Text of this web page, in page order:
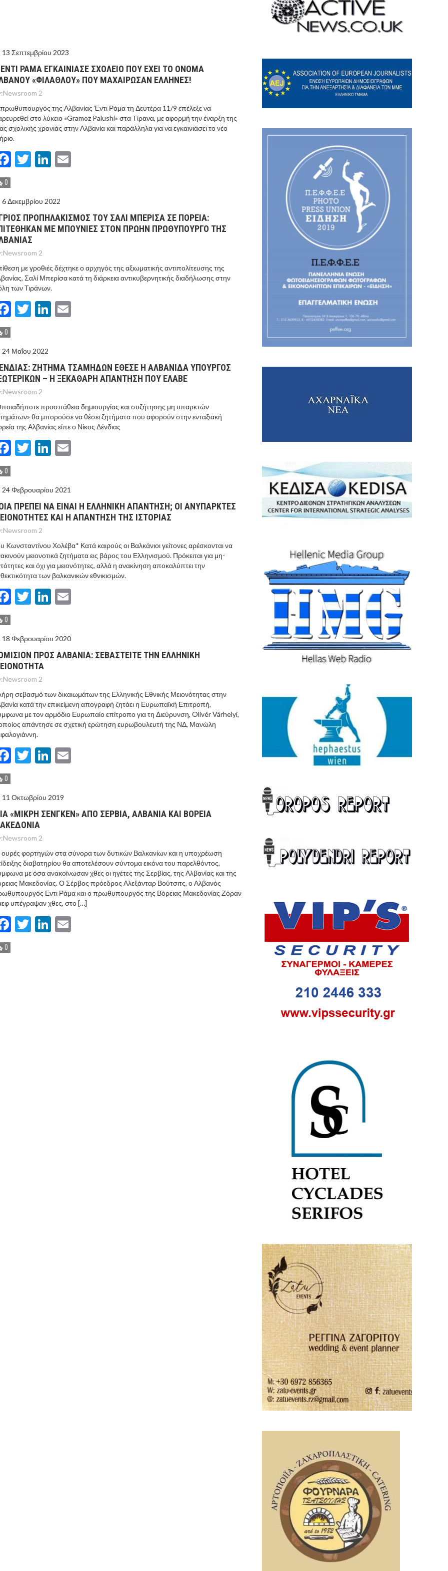
13 Σεπτεμβρίου 2023
ΡΑΜΑ ΕΓΚΑΙΝΙΑΣΕ ΣΧΟΛΕΙΟ ΠΟΥ ΕΧΕΙ ΤΟ ΟΝΟΜΑ
«ΦΙΛΑΘΛΟΥ» ΠΟΥ ΜΑΧΑΙΡΩΣΑΝ ΈΛΛΗΝΕΣ!
Newsroom 2
της Αλβανίας Έντι Ράμα τη Δευτέρα 11/9 επέλεξε να
στο λύκειο «Gramoz Palushi» στα Τίρανα, με αφορμή την έναρξη της
σχολικής χρονιάς στην Αλβανία και παράλληλα για να εγκαινιάσει το νέο
Facebook
TwitterLinkedIn
0
6 Δεκεμβρίου 2022
ΠΡΟΠΗΛΑΚΙΣΜΟΣ ΤΟΥ ΣΑΛΙ ΜΠΕΡΙΣΑ ΣΕ ΠΟΡΕΙΑ:
ΜΕ ΜΠΟΥΝΙΕΣ ΣΤΟΝ ΠΡΩΗΝ ΠΡΩΘΥΠΟΥΡΓΟ ΤΗΣ
Newsroom 2
με γροθιές δέχτηκε ο αρχηγός της αξιωματικής αντιπολίτευσης της
Σαλί Μπερίσα κατά τη διάρκεια αντικυβερνητικής διαδήλωσης στην
των Τιράνων.
Facebook
TwitterLinkedIn
0
24 Μαΐου 2022
ΖΗΤΗΜΑ ΤΣΑΜΗΔΩΝ ΕΘΕΣΕ Η ΑΛΒΑΝΙΔΑ ΥΠΟΥΡΓΟΣ
– Η ΞΕΚΑΘΑΡΗ ΑΠΑΝΤΗΣΗ ΠΟΥ ΕΛΑΒΕ
Newsroom 2
προσπάθεια δημιουργίας και συζήτησης μη υπαρκτών
θα μπορούσε να θέσει ζητήματα που αφορούν στην ενταξιακή
της Αλβανίας είπε ο Νίκος Δένδιας
Facebook
TwitterLinkedIn
0
24 Φεβρουαρίου 2021
ΠΡEΠΕΙ ΝΑ ΕIΝΑΙ Η ΕΛΛΗΝΙΚH ΑΠAΝΤΗΣΗ; ΟΙ ΑΝYΠΑΡΚΤΕΣ
ΚΑΙ Η ΑΠAΝΤΗΣΗ ΤΗΣ ΙΣΤΟΡIΑΣ
Newsroom 2
Kωνσταντίνου Χολέβα* Κατά καιρούς οι Βαλκάνιοι γείτονες αρέσκονται να
μειονοτικά ζητήματα εις βάρος του Ελληνισμού. Πρόκειται για μη-
και όχι για μειονότητες, αλλά η ανακίνηση αποκαλύπτει την
των βαλκανικών εθνικισμών.
Facebook
TwitterLinkedIn
0
18 Φεβρουαρίου 2020
ΠΡΟΣ ΑΛΒΑΝIΑ: ΣΕΒΑΣΤΕIΤΕ ΤΗΝ ΕΛΛΗΝΙΚH
Newsroom 2
σεβασμό των δικαιωμάτων της Ελληνικής Εθνικής Μειονότητας στην
κατά την επικείμενη απογραφή ζητάει η Ευρωπαϊκή Επιτροπή,
με τον αρμόδιο Ευρωπαίο επίτροπο για τη Διεύρυνση, Olivér Várhelyi,
απάντησε σε σχετική ερώτηση ευρωβουλευτή της ΝΔ, Μανώλη
Facebook
TwitterLinkedIn
0
11 Οκτωβρίου 2019
«ΜΙΚΡH ΣEΝΓΚΕΝ» ΑΠO ΣΕΡΒIΑ, ΑΛΒΑΝIΑ ΚΑΙ ΒOΡΕΙΑ
Newsroom 2
ουρές φορτηγών στα σύνορα των δυτικών Βαλκανίων και η υποχρέωση
διαβατηρίου θα αποτελέσουν σύντομα εικόνα του παρελθόντος,
με όσα ανακοίνωσαν χθες οι ηγέτες της Σερβίας, της Αλβανίας και της
Μακεδονίας. Ο Σέρβος πρόεδρος Αλεξάνταρ Βούτσιτς, ο Αλβανός
Εντι Ράμα και ο πρωθυπουργός της Βόρειας Μακεδονίας Ζόραν
υπέγραψαν χθες, στο […]
Facebook
TwitterLinkedIn
0